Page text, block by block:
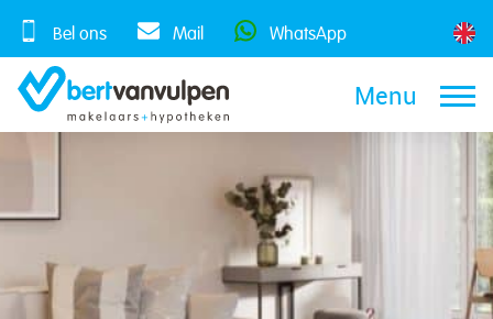
content
Bel ons Mail WhatsApp
Menu